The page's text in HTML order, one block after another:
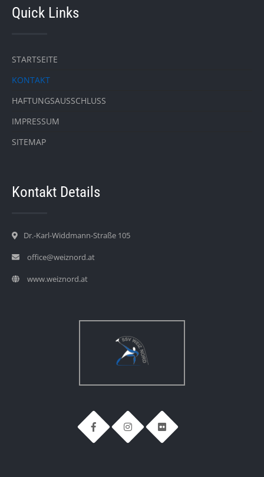
Quick Links
STARTSEITE
KONTAKT
HAFTUNGSAUSSCHLUSS
IMPRESSUM
SITEMAP
Kontakt Details
Dr.-Karl-Widdmann-Straße 105
office@weiznord.at
www.weiznord.at